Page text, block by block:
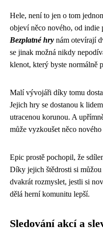
Hele, není to jen o tom
objeví něco nového, od indie
Bezplatné hry nám otevírají
se jinak možná nikdy
klenot, který byste normálně
Malí vývojáři díky tomu
Jejich hry se dostanou k
utracenou korunou. A
může vyzkoušet něco
Epic prostě pochopil, že
Díky jejich štědrosti si
dvakrát rozmyslet, jestli si
dělá herní komunitu lepší.
Sledování akcí a